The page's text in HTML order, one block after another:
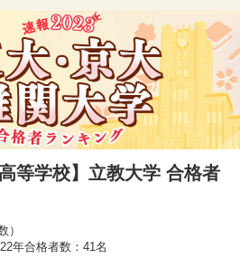
等学校】立教大学 合格者
）
年合格者数：41名